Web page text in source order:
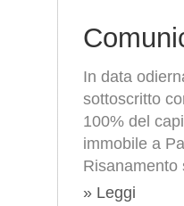
In data
sottoscritto
100% del
immobile a
» Leggi